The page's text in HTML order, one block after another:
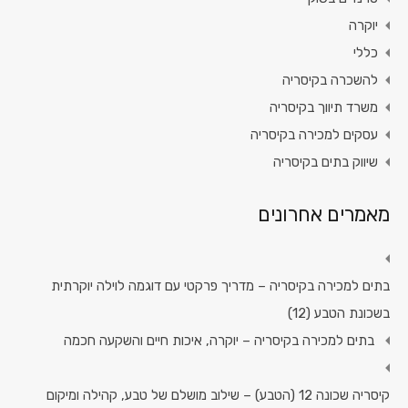
יוקרה
כללי
להשכרה בקיסריה
משרד תיווך בקיסריה
עסקים למכירה בקיסריה
שיווק בתים בקיסריה
מאמרים אחרונים
בתים למכירה בקיסריה – מדריך פרקטי עם דוגמה לוילה יוקרתית
בשכונת הטבע (12)
בתים למכירה בקיסריה – יוקרה, איכות חיים והשקעה חכמה
קיסריה שכונה 12 (הטבע) – שילוב מושלם של טבע, קהילה ומיקום